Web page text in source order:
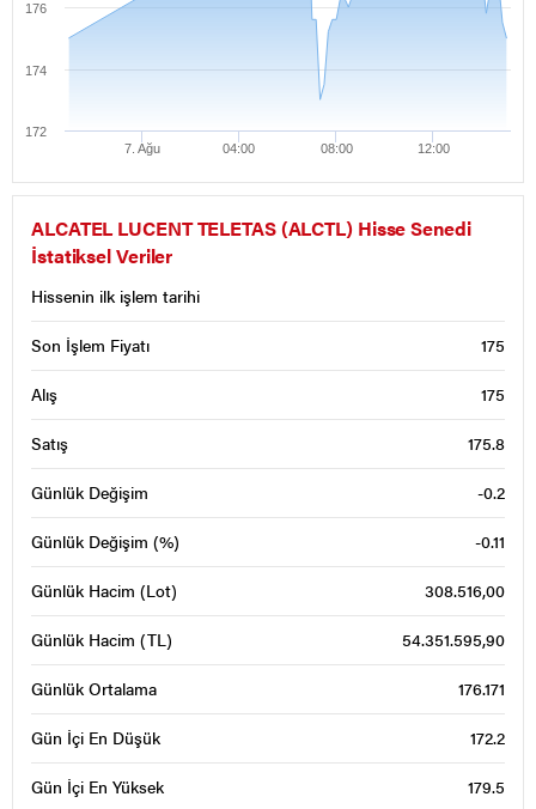
7. Ağu 04:00 08:00 12:00
172
174
176
ALCATEL LUCENT TELETAS (ALCTL) Hisse Senedi
İstatiksel Veriler
Hissenin ilk işlem tarihi
Son İşlem Fiyatı 175
Alış 175
Satış 175.8
Günlük Değişim -0.2
Günlük Değişim (%) -0.11
Günlük Hacim (Lot) 308.516,00
Günlük Hacim (TL) 54.351.595,90
Günlük Ortalama 176.171
Gün İçi En Düşük 172.2
Gün İçi En Yüksek 179.5